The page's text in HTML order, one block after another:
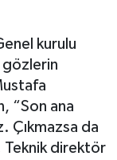
kurulu
gözlerin
“Son ana
Çıkmazsa da
Teknik direktör